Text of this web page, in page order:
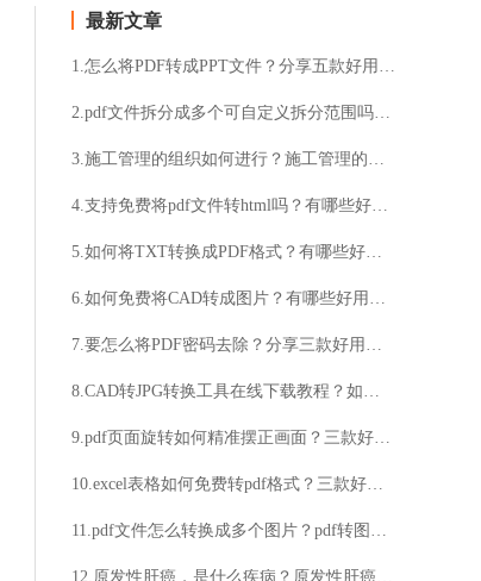
最新文章
1.怎么将PDF转成PPT文件？分享五款好用的PDF转PPT在线工具！
2.pdf文件拆分成多个可自定义拆分范围吗？三款免费工具轻松实现PDF按需拆分多份文件！
3.施工管理的组织如何进行？施工管理的组织有哪些要素？
4.支持免费将pdf文件转html吗？有哪些好用的在线pdf转htmll工具？
5.如何将TXT转换成PDF格式？有哪些好用的在线TXT转换PDF方法？
6.如何免费将CAD转成图片？有哪些好用的CAD转换图片工具？
7.要怎么将PDF密码去除？分享三款好用的PDF去除密码方法！
8.CAD转JPG转换工具在线下载教程？如何使用该工具进行文件格式转换？
9.pdf页面旋转如何精准摆正画面？三款好用的在线工具轻松完成PDF旋转调整！
10.excel表格如何免费转pdf格式？三款好用的excel表格转pdf工具！
11.pdf文件怎么转换成多个图片？pdf转图片要怎么操作？
12.原发性肝癌，是什么疾病？原发性肝癌，有哪些症状？